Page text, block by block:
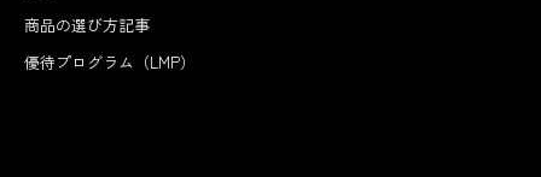
商品の選び方記事
優待プログラム（LMP）